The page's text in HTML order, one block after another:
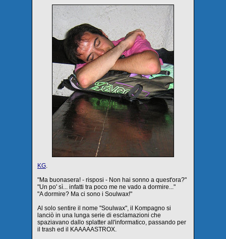
KG
"Ma buonasera! - risposi - Non hai sonno a quest'ora?"
"Un po' sì... infatti tra poco me ne vado a dormire..."
"A dormire? Ma ci sono i Soulwax!"
Al solo sentire il nome "Soulwax", il Kompagno si
lanciò in una lunga serie di esclamazioni che
spaziavano dallo splatter all'informatico, passando per
il trash ed il KAAAAASTROX.